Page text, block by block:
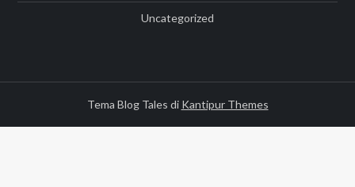
Uncategorized
Tema Blog Tales di Kantipur Themes